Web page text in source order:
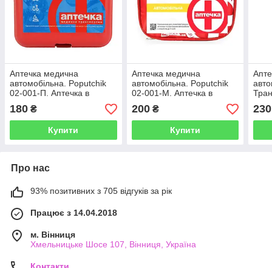
Аптечка медична
автомобільна. Poputchik
02-001-П. Аптечка в
машину. Авто-аптечка
180 ₴
Купити
Аптечка медична
автомобільна. Poputchik
02-001-М. Аптечка в
машину. Авто-аптечка
200₴
Купити
230
Про нас
93% позитивних з 705 відгуків за рік
Працює з 14.04.2018
м. Вінниця
Хмельницьке Шосе 107, Вінниця, Україна